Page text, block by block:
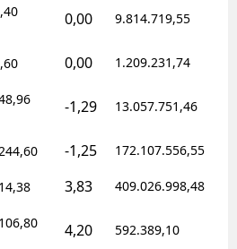
0,00 9.814.719,55
0,00 1.209.231,74
-1,29 13.057.751,46
-1,25 172.107.556,55
14,38 3,83 409.026.998,48
106,80 4,20 592.389,10